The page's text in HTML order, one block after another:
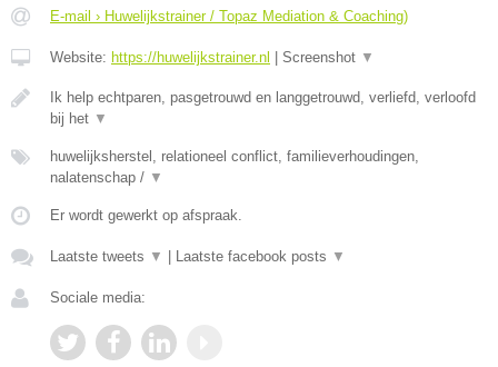
E-mail › Huwelijkstrainer / Topaz Mediation & Coaching)
Website: https://huwelijkstrainer.nl Screenshot ▼
Ik help echtparen, pasgetrouwd en langgetrouwd, verliefd, verloofd
bij het ▼
huwelijksherstel, relationeel conflict, familieverhoudingen,
nalatenschap / ▼
Er wordt gewerkt op afspraak.
Laatste tweets ▼ Laatste facebook posts ▼
Sociale media: